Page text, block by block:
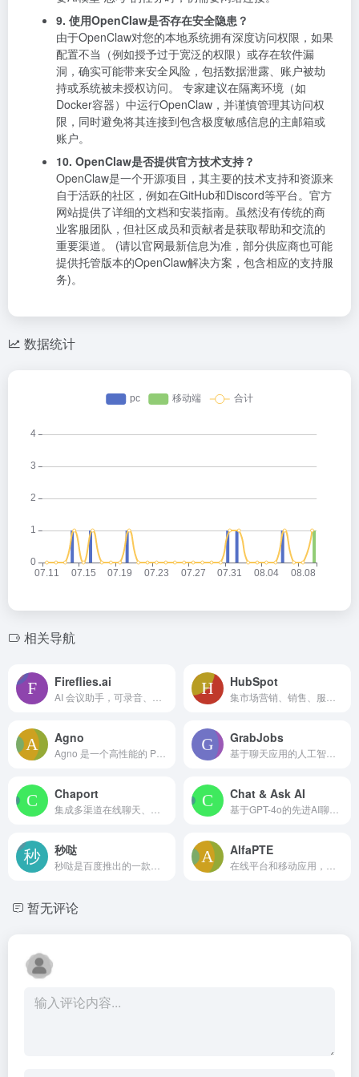
9. 使用OpenClaw是否存在安全隐患？
由于OpenClaw对您的本地系统拥有深度访问权限，如果
配置不当（例如授予过于宽泛的权限）或存在软件漏
洞，确实可能带来安全风险，包括数据泄露、账户被劫
持或系统被未授权访问。 专家建议在隔离环境（如
Docker容器）中运行OpenClaw，并谨慎管理其访问权
限，同时避免将其连接到包含极度敏感信息的主邮箱或
账户。
10. OpenClaw是否提供官方技术支持？
OpenClaw是一个开源项目，其主要的技术支持和资源来
自于活跃的社区，例如在GitHub和Discord等平台。官方
网站提供了详细的文档和安装指南。虽然没有传统的商
业客服团队，但社区成员和贡献者是获取帮助和交流的
重要渠道。 (请以官网最新信息为准，部分供应商也可能
提供托管版本的OpenClaw解决方案，包含相应的支持服
务)。
数据统计
相关导航
Fireflies.ai HubSpot
Agno GrabJobs
Chaport Chat & Ask AI
秒哒 AlfaPTE
暂无评论